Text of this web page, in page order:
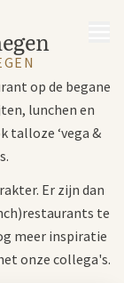
op de begane
lunchen en
talloze ‘vega &
Er zijn dan
te
meer inspiratie
onze collega's.